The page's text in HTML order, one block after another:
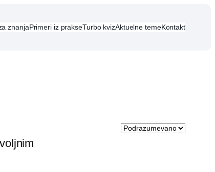
znanjaPrimeri iz prakseTurbo kvizAktuelne temeKontakt